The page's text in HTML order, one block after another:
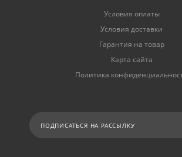
Условия оплаты
Условия доставки
Гарантия на товар
Карта сайта
Политика
ПОДПИСАТЬСЯ НА РАССЫЛКУ